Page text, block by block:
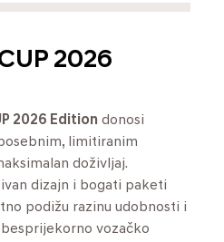
2026
2026 Edition donosi
limitiranim
doživljaj.
dizajn i bogati paketi
podižu razinu udobnosti i
vozačko